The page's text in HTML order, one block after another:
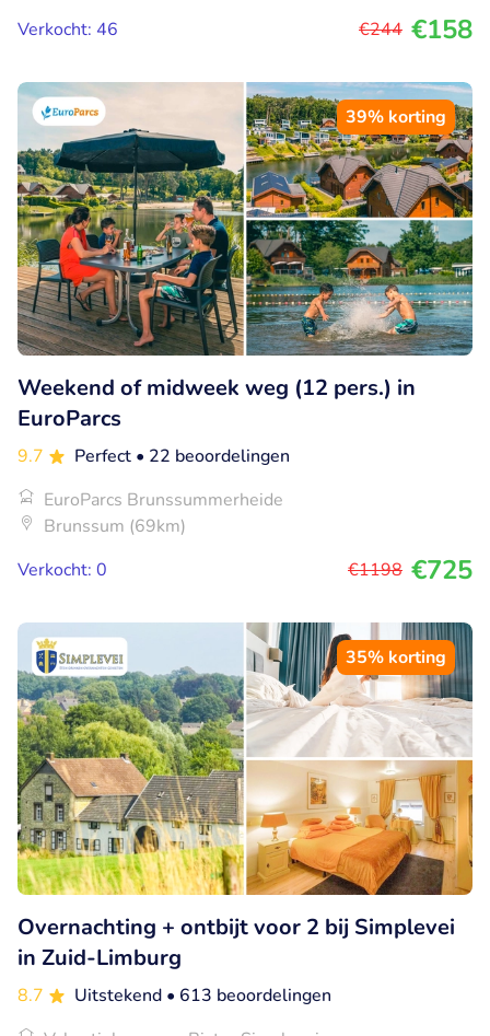
Verkocht: 46
€244 €158
39% korting
Weekend of midweek weg (12 pers.) in
EuroParcs
9.7 Perfect • 22 beoordelingen
EuroParcs Brunssummerheide
Brunssum (69km)
Verkocht: 0
€1198 €725
35% korting
Overnachting + ontbijt voor 2 bij Simplevei
in Zuid-Limburg
8.7 Uitstekend • 613 beoordelingen